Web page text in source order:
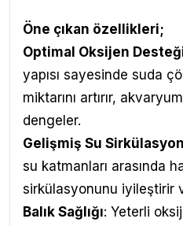
Öne çıkan özellikleri;
Optimal Oksijen
yapısı sayesinde suda
miktarını artırır,
dengeler.
Gelişmiş Su
su katmanları arasında
sirkülasyonunu iyileştirir
Balık Sağlığı: Yeterli